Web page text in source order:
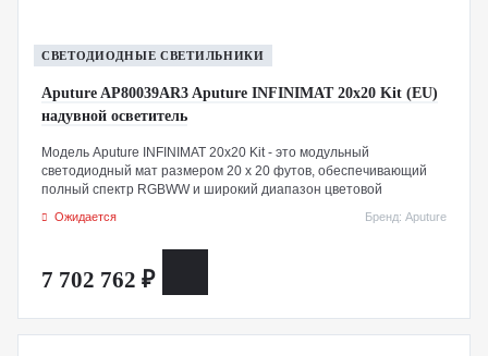
СВЕТОДИОДНЫЕ СВЕТИЛЬНИКИ
Aputure AP80039AR3 Aputure INFINIMAT 20x20 Kit (EU)
надувной осветитель
Модель Aputure INFINIMAT 20x20 Kit - это модульный
светодиодный мат размером 20 x 20 футов, обеспечивающий
полный спектр RGBWW и широкий диапазон цветовой
мощностью 1600 Вт, который можно питать от сети переменного
комплект входят юбка и надувной софтбокс.
Ожидается Бренд: Aputure
7 702 762 ₽